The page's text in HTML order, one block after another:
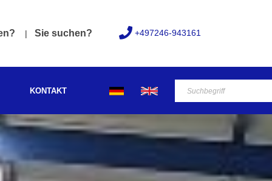
Sie suchen? +497246-943161
KONTAKT